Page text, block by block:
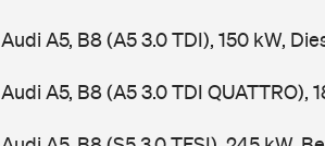
Audi A5, B8 (A5 3.0 TDI), 150 kW,
Audi A5, B8 (A5 3.0 TDI QUATTRO),